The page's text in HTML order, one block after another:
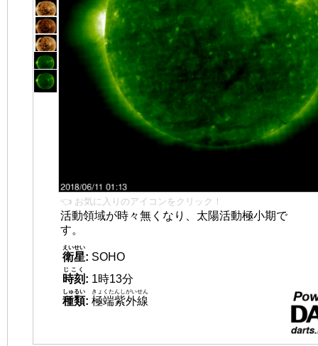
👈 お気に入りのアイコンをクリック！
活動領域が時々無くなり、太陽活動極小期で
す。
衛星
えいせい
: SOHO
時刻
じこく
: 1時13分
種類
しゅるい
: 極端紫外線
きょくたんしがいせん